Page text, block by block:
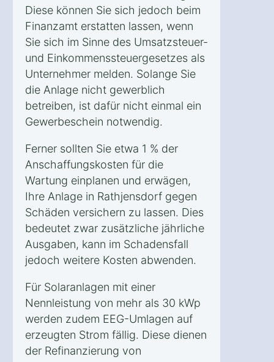
Diese können Sie sich jedoch beim
Finanzamt erstatten lassen, wenn
Sie sich im Sinne des Umsatzsteuer-
und Einkommenssteuergesetzes als
Unternehmer melden. Solange Sie
die Anlage nicht gewerblich
betreiben, ist dafür nicht einmal ein
Gewerbeschein notwendig.
Ferner sollten Sie etwa 1 % der
Anschaffungskosten für die
Wartung einplanen und erwägen,
Ihre Anlage in Rathjensdorf gegen
Schäden versichern zu lassen. Dies
bedeutet zwar zusätzliche jährliche
Ausgaben, kann im Schadensfall
jedoch weitere Kosten abwenden.
Für Solaranlagen mit einer
Nennleistung von mehr als 30 kWp
werden zudem EEG-Umlagen auf
erzeugten Strom fällig. Diese dienen
der Refinanzierung von